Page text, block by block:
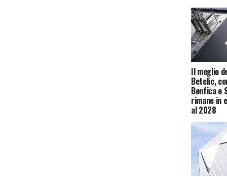
Il meglio
Betclic,
Benfica e
rimane in
al 2028